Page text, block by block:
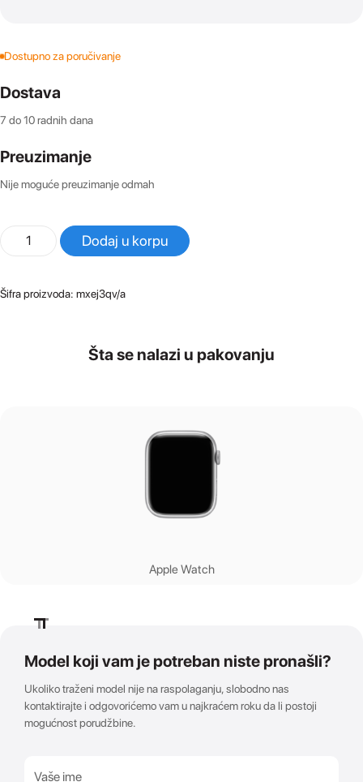
Dostupno za poručivanje
Dostava
7 do 10 radnih dana
Preuzimanje
Nije moguće preuzimanje odmah
Apple
44mm
Dodaj u korpu
Šifra proizvoda: mxej3qv/a
Šta se nalazi u pakovanju
Apple Watch
Model koji vam je potreban niste pronašli?
Ukoliko traženi model nije na raspolaganju, slobodno nas
kontaktirajte i odgovorićemo vam u najkraćem roku da li postoji
mogućnost porudžbine.